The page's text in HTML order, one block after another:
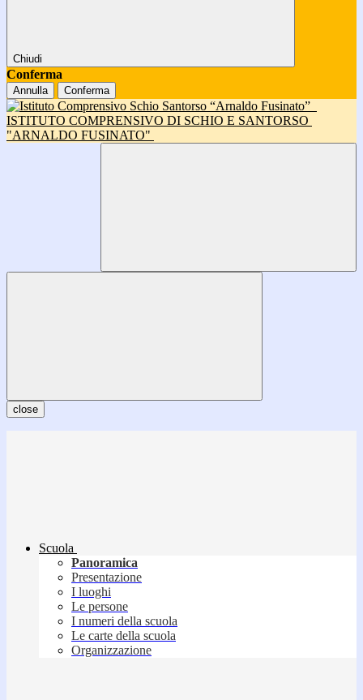
Chiudi
Conferma
Annulla Conferma
ISTITUTO COMPRENSIVO DI SCHIO E SANTORSO
"ARNALDO FUSINATO"
close
Scuola
Panoramica
Presentazione
I luoghi
Le persone
I numeri della scuola
Le carte della scuola
Organizzazione